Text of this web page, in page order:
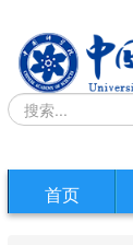
首页